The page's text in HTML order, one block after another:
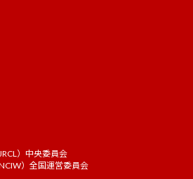
）中央委員会
）全国運営委員会